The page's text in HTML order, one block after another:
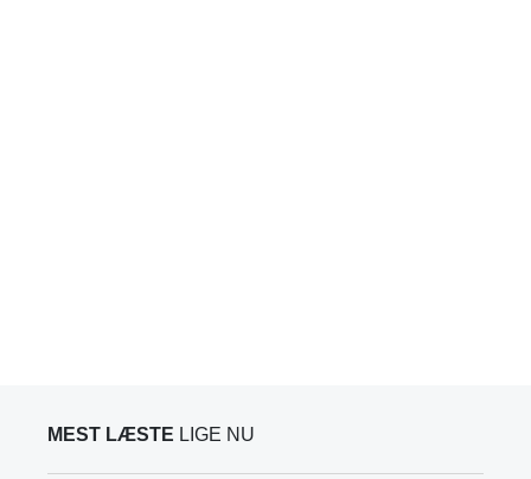
MEST LÆSTE LIGE NU